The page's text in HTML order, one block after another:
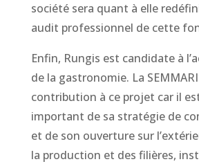
société sera quant à elle
audit professionnel de cette
Enfin, Rungis est candidate à
de la gastronomie. La
contribution à ce projet car il
important de sa stratégie de
et de son ouverture sur
la production et des filières,